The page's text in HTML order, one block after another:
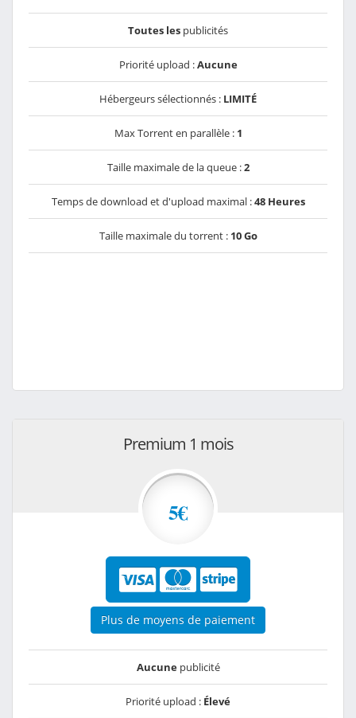
Toutes les publicités
Priorité upload :Aucune
Hébergeurs sélectionnés : LIMITÉ
Max Torrent en parallèle : 1
Taille maximale de la queue :2
Temps de download et d'upload maximal :48 Heures
Taille maximale du torrent : 10 Go
Premium 1 mois
5€
Plus de moyens de paiement
Aucunepublicité
Priorité upload : Élevé